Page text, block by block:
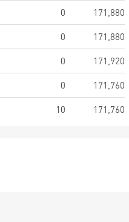
0
171,880
0
171,880
0
171,920
0
171,760
10 171,760